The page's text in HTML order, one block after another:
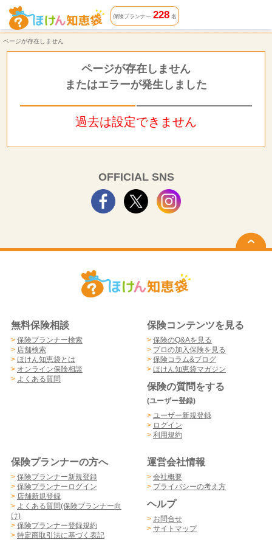
ページが存在しません | ほけん知恵袋
保険プランナー 228名
ページが存在しません
ページが存在しません
またはエラーが発生しました
過去は設定できません
OFFICIAL SNS
無料保険相談
> 保険プランナー検索
> 店舗検索
> ほけん知恵袋とは
> オンライン保険相談
> よくある質問
保険コンテンツを見る
> 保険のQ&Aを見る
> プロの加入保険を見る
> 保険コラム&ブログ
> ほけん知恵袋マガジン
保険の質問をする
(ユーザー登録)
> ユーザー新規登録
> ログイン
> 利用規約
保険プランナーの方へ
> 保険プランナー新規登録
> 保険プランナーログイン
> 店舗新規登録
> よくある質問(保険プランナー向
け)
> 保険プランナー登録規約
> 特定商取引法に基づく表記
運営会社情報
> 会社概要
> プライバシーの考え方
ヘルプ
> お問合せ
> サイトマップ